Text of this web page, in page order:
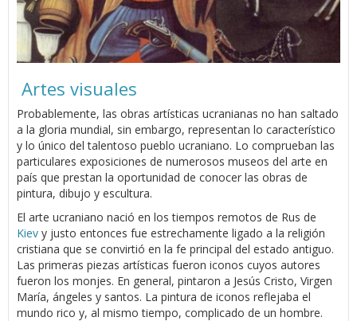
Artes visuales
Probablemente, las obras artísticas ucranianas no han saltado
a la gloria mundial, sin embargo, representan lo característico
y lo único del talentoso pueblo ucraniano. Lo comprueban las
particulares exposiciones de numerosos museos del arte en
país que prestan la oportunidad de conocer las obras de
pintura, dibujo y escultura.
El arte ucraniano nació en los tiempos remotos de Rus de
Kiev y justo entonces fue estrechamente ligado a la religión
cristiana que se convirtió en la fe principal del estado antiguo.
Las primeras piezas artísticas fueron iconos cuyos autores
fueron los monjes. En general, pintaron a Jesús Cristo, Virgen
María, ángeles y santos. La pintura de iconos reflejaba el
mundo rico y, al mismo tiempo, complicado de un hombre.